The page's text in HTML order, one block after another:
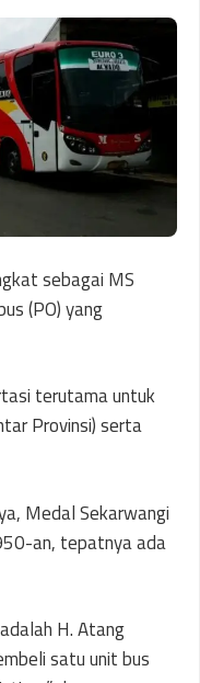
sebagai MS
(PO) yang
terutama untuk
Provinsi) serta
Medal Sekarwangi
an, tepatnya ada
H. Atang
satu unit bus